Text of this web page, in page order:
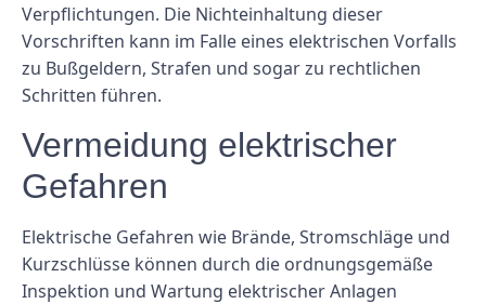
Verpflichtungen. Die Nichteinhaltung dieser
Vorschriften kann im Falle eines elektrischen Vorfalls
zu Bußgeldern, Strafen und sogar zu rechtlichen
Schritten führen.
Vermeidung elektrischer
Gefahren
Elektrische Gefahren wie Brände, Stromschläge und
Kurzschlüsse können durch die ordnungsgemäße
Inspektion und Wartung elektrischer Anlagen